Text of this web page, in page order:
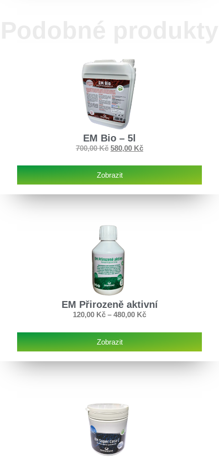
EM Bio – 5l
700,00Kč 580,00 Kč
Zobrazit
EM Přirozeně aktivní
120,00 Kč – 480,00 Kč
Zobrazit